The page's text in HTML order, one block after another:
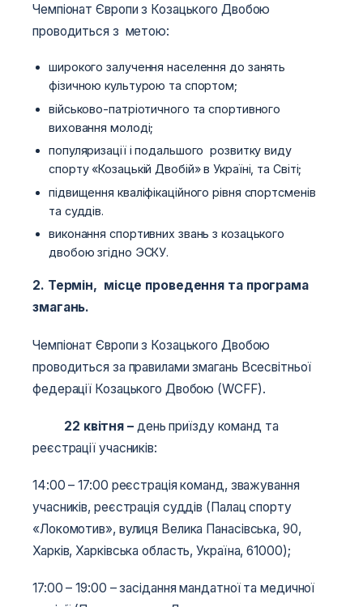
Чемпіонат Європи з Козацького Двобою
проводиться з метою:
широкого залучення населення до занять
фізичною культурою та спортом;
військово-патріотичного та спортивного
виховання молоді;
популяризації і подальшого розвитку виду
спорту «Козацькій Двобій» в Україні, та Світі;
підвищення кваліфікаційного рівня спортсменів
та суддів.
виконання спортивних звань з козацького
двобою згідно ЭСКУ.
2. Термін, місце проведення та програма
змагань.
Чемпіонат Європи з Козацького Двобою
проводиться за правилами змагань Всесвітньої
федерації Козацького Двобою (WCFF).
22 квітня – день приїзду команд та
реєстрації учасників:
14:00 – 17:00 реєстрація команд, зважування
учасників, реєстрація суддів (Палац спорту
«Локомотив», вулиця Велика Панасівська, 90,
Харків, Харківська область, Україна, 61000);
17:00­­­ – 19:00 – засідання мандатної та медичної